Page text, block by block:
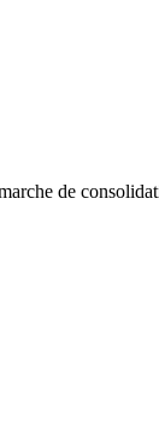
de